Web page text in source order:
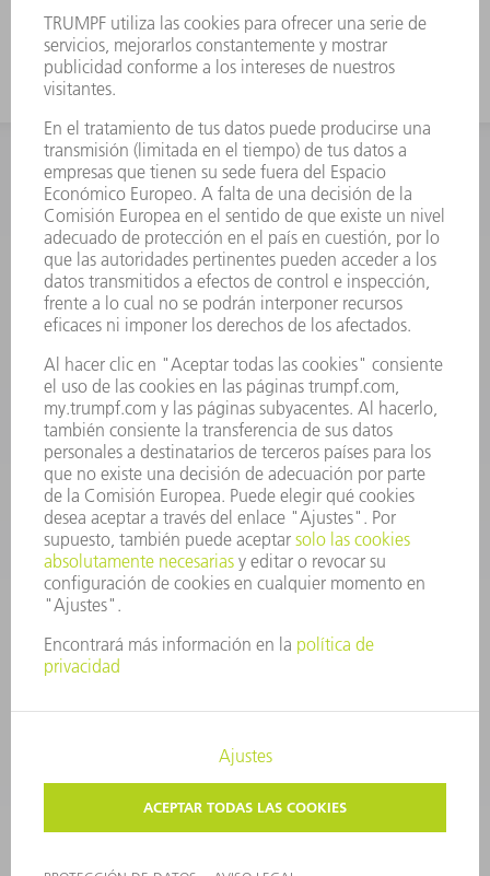
INFORMACIÓN
Preguntas más frecuentes
Condiciones generales de venta
CONTACTO
Departamento de Repuestos
+34 91 657 36 70
Viernes de 8h – 17h
repuestos@es.trumpf.com
CONTACTO
Departamento de Utillaje
+34 91 657 36 69
Lunes a Jueves de 8h – 18h
Viernes de 8h – 17h
utillaje@trumpf.com
AVISO LEGAL
PROTECCIÓN DE DATOS
COPYRIGHT Y MARCA REGISTRADA
CONDICIONES DE USO